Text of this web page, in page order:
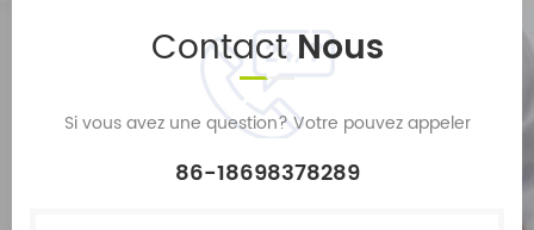
ContactNous
Si vous avez une question? Votre pouvez appeler
86-18698378289